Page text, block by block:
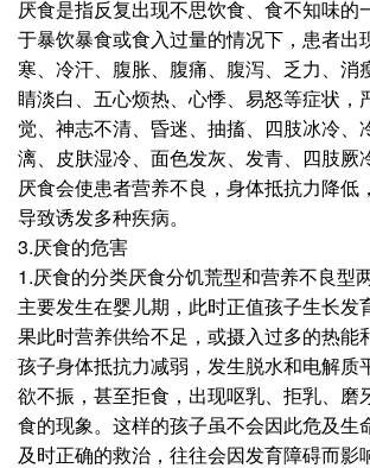
厌食是指反复出现不思饮食、食不知味的
于暴饮暴食或食入过量的情况下，患者出
寒、冷汗、腹胀、腹痛、腹泻、乏力、消
睛淡白、五心烦热、心悸、易怒等症状，
觉、神志不清、昏迷、抽搐、四肢冰冷、
漓、皮肤湿冷、面色发灰、发青、四肢厥
厌食会使患者营养不良，身体抵抗力降低
导致诱发多种疾病。
3.厌食的危害
1.厌食的分类厌食分饥荒型和营养不良型
主要发生在婴儿期，此时正值孩子生长发
果此时营养供给不足，或摄入过多的热能
孩子身体抵抗力减弱，发生脱水和电解质
欲不振，甚至拒食，出现呕乳、拒乳、磨
食的现象。这样的孩子虽不会因此危及生
及时正确的救治，往往会因发育障碍而影